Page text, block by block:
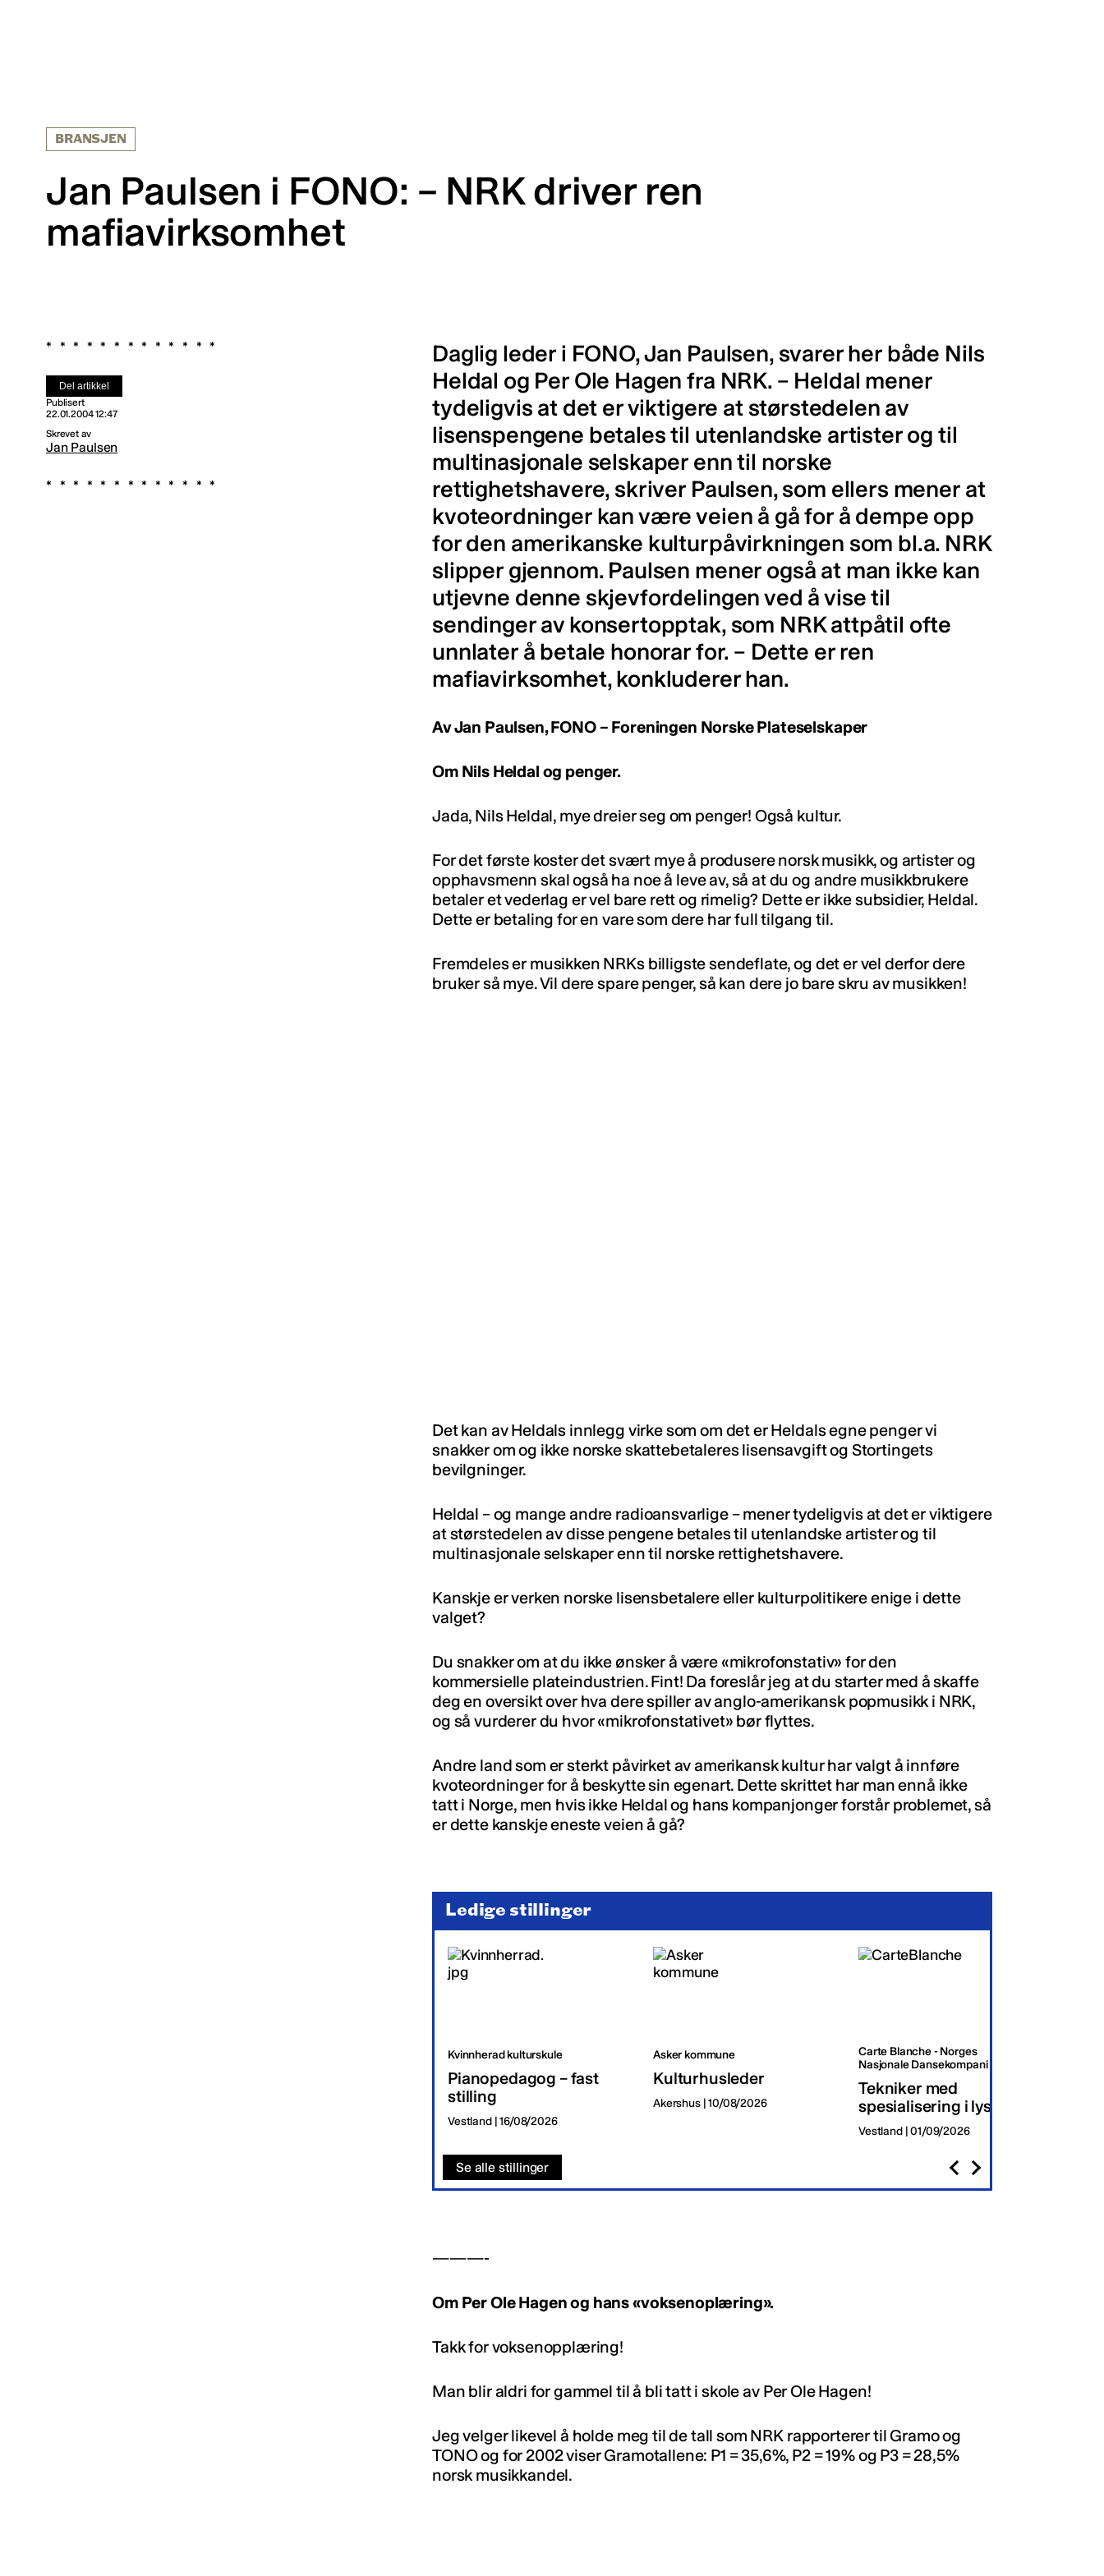
BRANSJEN
Jan Paulsen i FONO: – NRK driver ren
mafiavirksomhet
Del artikkel
Publisert
22.01.2004 12:47
Skrevet av
Jan Paulsen
Daglig leder i FONO, Jan Paulsen, svarer her både Nils
Heldal og Per Ole Hagen fra NRK. – Heldal mener
tydeligvis at det er viktigere at størstedelen av
lisenspengene betales til utenlandske artister og til
multinasjonale selskaper enn til norske
rettighetshavere, skriver Paulsen, som ellers mener at
kvoteordninger kan være veien å gå for å dempe opp
for den amerikanske kulturpåvirkningen som bl.a. NRK
slipper gjennom. Paulsen mener også at man ikke kan
utjevne denne skjevfordelingen ved å vise til
sendinger av konsertopptak, som NRK attpåtil ofte
unnlater å betale honorar for. – Dette er ren
mafiavirksomhet, konkluderer han.
Av Jan Paulsen, FONO – Foreningen Norske Plateselskaper
Om Nils Heldal og penger.
Jada, Nils Heldal, mye dreier seg om penger! Også kultur.
For det første koster det svært mye å produsere norsk musikk, og artister og
opphavsmenn skal også ha noe å leve av, så at du og andre musikkbrukere
betaler et vederlag er vel bare rett og rimelig? Dette er ikke subsidier, Heldal.
Dette er betaling for en vare som dere har full tilgang til.
Fremdeles er musikken NRKs billigste sendeflate, og det er vel derfor dere
bruker så mye. Vil dere spare penger, så kan dere jo bare skru av musikken!
Det kan av Heldals innlegg virke som om det er Heldals egne penger vi
snakker om og ikke norske skattebetaleres lisensavgift og Stortingets
bevilgninger.
Heldal – og mange andre radioansvarlige – mener tydeligvis at det er viktigere
at størstedelen av disse pengene betales til utenlandske artister og til
multinasjonale selskaper enn til norske rettighetshavere.
Kanskje er verken norske lisensbetalere eller kulturpolitikere enige i dette
valget?
Du snakker om at du ikke ønsker å være «mikrofonstativ» for den
kommersielle plateindustrien. Fint! Da foreslår jeg at du starter med å skaffe
deg en oversikt over hva dere spiller av anglo-amerikansk popmusikk i NRK,
og så vurderer du hvor «mikrofonstativet» bør flyttes.
Andre land som er sterkt påvirket av amerikansk kultur har valgt å innføre
kvoteordninger for å beskytte sin egenart. Dette skrittet har man ennå ikke
tatt i Norge, men hvis ikke Heldal og hans kompanjonger forstår problemet, så
er dette kanskje eneste veien å gå?
Ledige stillinger
Kvinnherad kulturskule
Pianopedagog – fast
stilling
Vestland | 16/08/2026
Asker kommune
Kulturhusleder
Akershus | 10/08/2026
Carte Blanche - Norges
Nasjonale Dansekompani
Tekniker med
spesialisering i lys
Vestland | 01/09/2026
Se alle stillinger
———-
Om Per Ole Hagen og hans «voksenoplæring».
Takk for voksenopplæring!
Man blir aldri for gammel til å bli tatt i skole av Per Ole Hagen!
Jeg velger likevel å holde meg til de tall som NRK rapporterer til Gramo og
TONO og for 2002 viser Gramotallene: P1 = 35,6%, P2 = 19% og P3 = 28,5%
norsk musikkandel.